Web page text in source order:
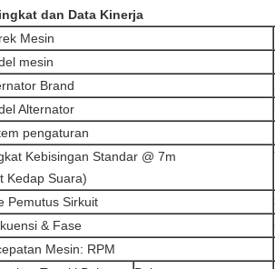
dan Data Kinerja
Mesin
mesin
Brand
Alternator
pengaturan
Kebisingan Standar @ 7m
Kedap Suara)
Pemutus Sirkuit
& Fase
Mesin: RPM